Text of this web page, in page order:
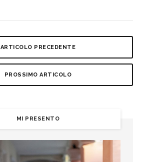
ARTICOLO PRECEDENTE
PROSSIMO ARTICOLO
MI PRESENTO